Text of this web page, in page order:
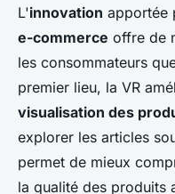
L'innovation apportée
e-commerce offre de
les consommateurs
premier lieu, la VR
visualisation des
explorer les articles
permet de mieux
la qualité des produits